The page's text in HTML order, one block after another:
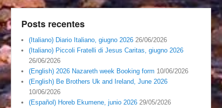
Posts recentes
(Italiano) Diario Italiano, giugno 2026 26/06/2026
(Italiano) Piccoli Fratelli di Jesus Caritas, giugno 2026
26/06/2026
(English) 2026 Nazareth week Booking form 10/06/2026
(English) Be Brothers Uk and Ireland, June 2026
10/06/2026
(Español) Horeb Ekumene, junio 2026 29/05/2026